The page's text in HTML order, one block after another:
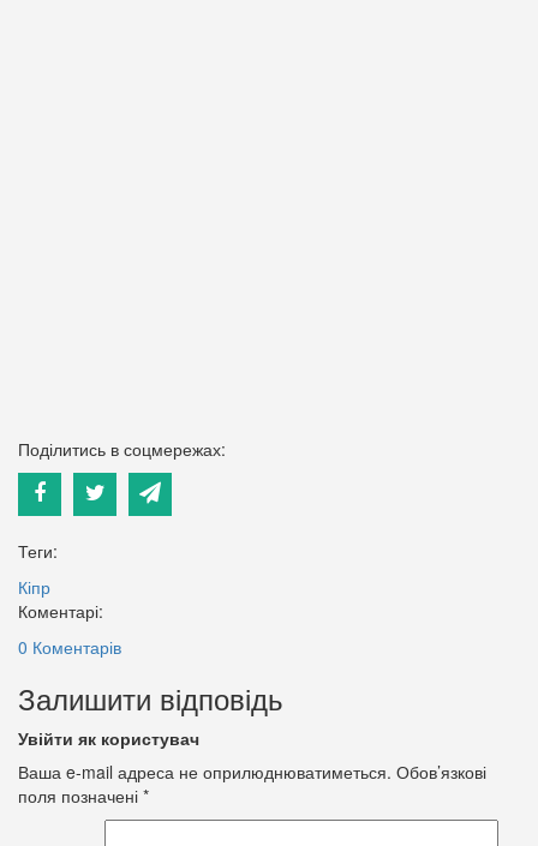
Поділитись в соцмережах:
Теги:
Кіпр
Коментарі:
0 Коментарів
Залишити відповідь
Увійти як користувач
Ваша e-mail адреса не оприлюднюватиметься. Обов’язкові
поля позначені *